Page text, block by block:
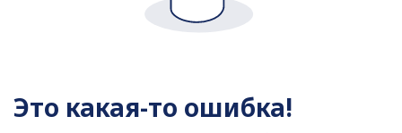
Это какая-то ошибка!